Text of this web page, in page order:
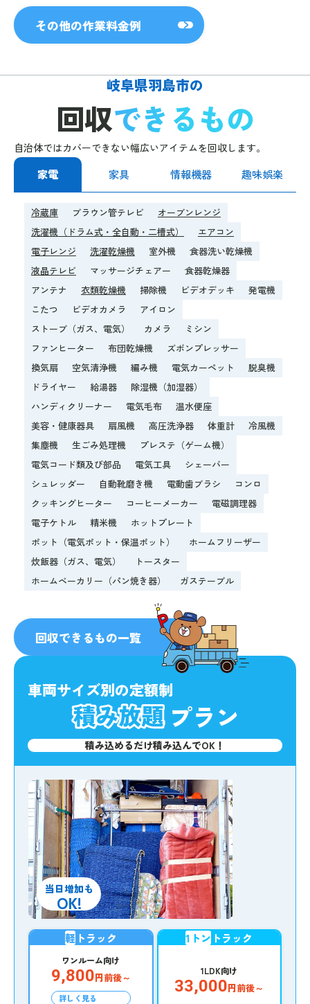
その他の作業料金例
岐阜県羽島市の
回収できるもの
自治体ではカバーできない幅広いアイテムを回収します。
家電 家具 情報機器 趣味娯楽
冷蔵庫 ブラウン管テレビ
オーブンレンジ
洗濯機（ドラム式・全自動・二槽式）
エアコン
電子レンジ
洗濯乾燥機 室外機
食器洗い乾燥機
液晶テレビ
マッサージチェアー
食器乾燥器
アンテナ
衣類乾燥機 掃除機 ビデオデッキ
発電機
こたつ
ビデオカメラ
アイロン
ストーブ（ガス、電気）
カメラ
ミシン
ファンヒーター
布団乾燥機
ズボンプレッサー
換気扇
空気清浄機 編み機 電気カーペット
脱臭機
ドライヤー
給湯器
除湿機（加湿器）
ハンディクリーナー
電気毛布
温水便座
美容・健康器具
扇風機 高圧洗浄器 体重計
冷風機
集塵機
生ごみ処理機
プレステ（ゲーム機）
電気コード類及び部品
電気工具
シェーバー
シュレッダー
自動靴磨き機 電動歯ブラシ
コンロ
クッキングヒーター
コーヒーメーカー
電磁調理器
電子ケトル
精米機
ホットプレート
ポット（電気ポット・保温ポット）
ホームフリーザー
炊飯器（ガス、電気）
トースター
ホームベーカリー（パン焼き器）
ガステーブル
回収できるもの一覧
人気
No.1
車両サイズ別の定額制
プラン
積み込めるだけ積み込んでOK！
当日増加も
OK!
軽トラック
ワンルーム向け
9,800円前後～
詳しく見る
1トン トラック
1LDK向け
33,000円前後～